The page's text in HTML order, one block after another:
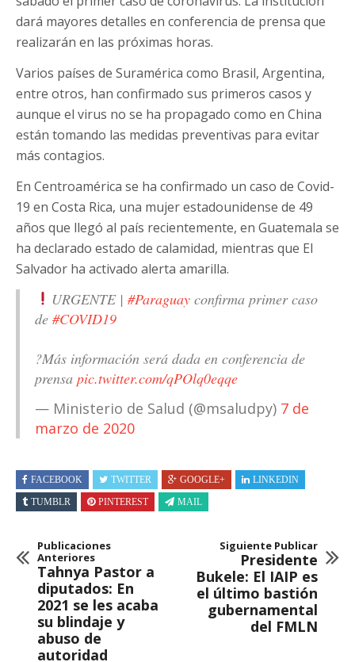
dará mayores detalles en conferencia de prensa que
realizarán en las próximas horas.
Varios países de Suramérica como Brasil, Argentina,
entre otros, han confirmado sus primeros casos y
aunque el virus no se ha propagado como en China
están tomando las medidas preventivas para evitar
más contagios.
En Centroamérica se ha confirmado un caso de Covid-
19 en Costa Rica, una mujer estadounidense de 49
años que llegó al país recientemente, en Guatemala se
ha declarado estado de calamidad, mientras que El
Salvador ha activado alerta amarilla.
URGENTE | #Paraguayconfirma primer caso
de #COVID19
?Más información será dada en conferencia de
prensa pic.twitter.com/qPOlq0eqqe
— Ministerio de Salud (@msaludpy) 7 de
marzo de 2020
FACEBOOK TWITTER GOOGLE+
LINKEDIN
TUMBLR
PINTEREST MAIL
Publicaciones
Anteriores
Tahnya Pastor a
diputados: En
2021 se les acaba
su blindaje y
abuso de
autoridad
Siguiente Publicar
Presidente
Bukele: El IAIP es
el último bastión
gubernamental
del FMLN